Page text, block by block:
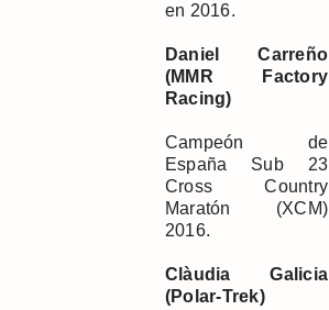
en 2016.
Daniel Carreño
(MMR Factory
Racing)
Campeón de
España Sub 23
Cross Country
Maratón (XCM)
2016.
Clàudia Galicia
(Polar-Trek)